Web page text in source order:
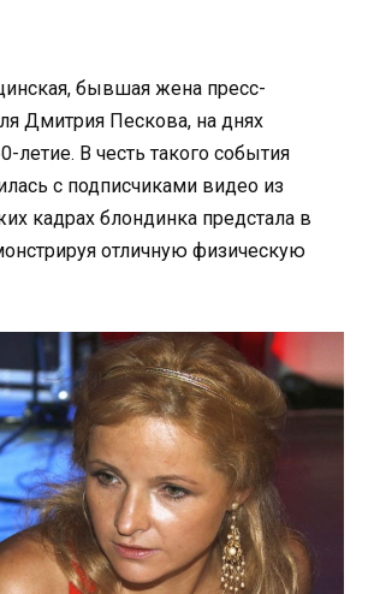
бывшая жена пресс-
Дмитрия Пескова, на днях
летие. В честь такого события
с подписчиками видео из
кадрах блондинка предстала в
отличную физическую